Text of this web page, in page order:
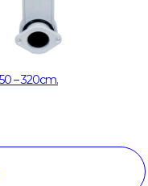
– 320cm.